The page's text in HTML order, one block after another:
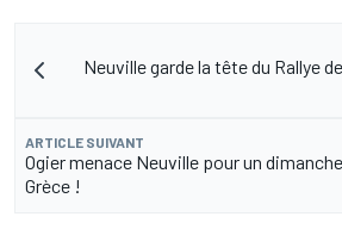
Neuville garde la tête du Rallye
ARTICLE SUIVANT
Ogier menace Neuville pour un
Grèce !